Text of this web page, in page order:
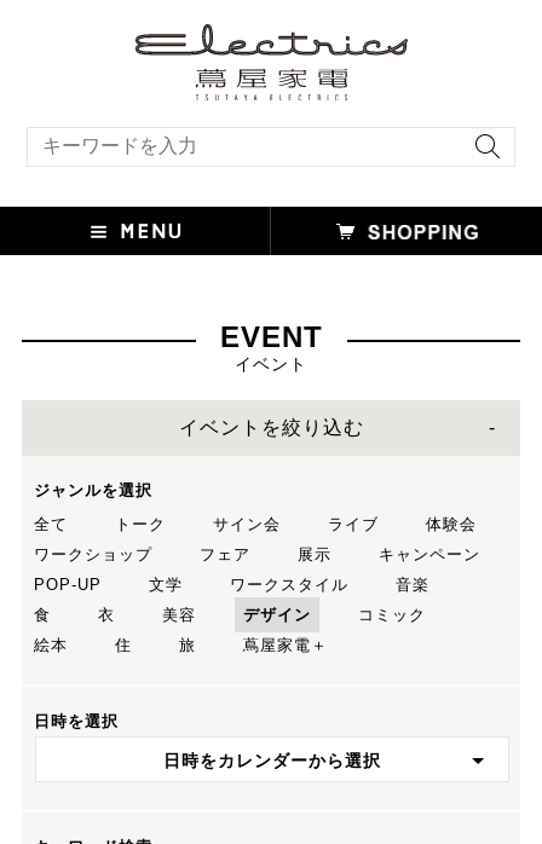
EVENT
イベント
イベントを絞り込む
ジャンルを選択
全て
トーク サイン会 ライブ
体験会
ワークショップ
フェア 展示
キャンペーン
POP-UP
文学 ワークスタイル
音楽
食
衣 美容 デザイン
コミック
絵本
住 旅 蔦屋家電＋
日時を選択
日時をカレンダーから選択